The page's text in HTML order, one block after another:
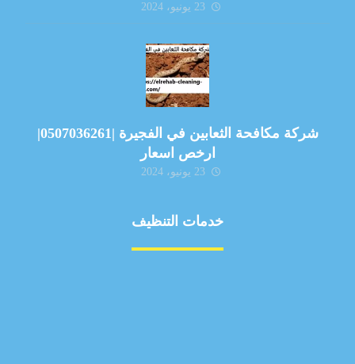
23 يونيو، 2024
شركة مكافحة الثعابين في الفجيرة |0507036261|
ارخص اسعار
23 يونيو، 2024
خدمات التنظيف